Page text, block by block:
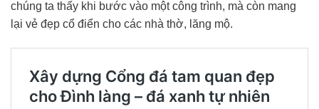
chúng ta thấy khi bước vào một công trình, mà còn mang
lại vẻ đẹp cổ điển cho các nhà thờ, lăng mộ.